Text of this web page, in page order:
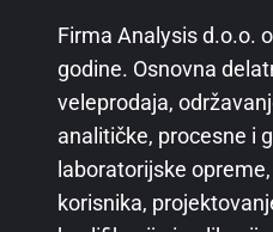
Firma Analysis d.o.o.
godine. Osnovna
veleprodaja,
analitičke, procesne i
laboratorijske
korisnika,